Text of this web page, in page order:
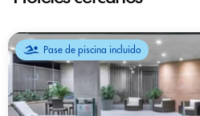
Pase de piscina incluido